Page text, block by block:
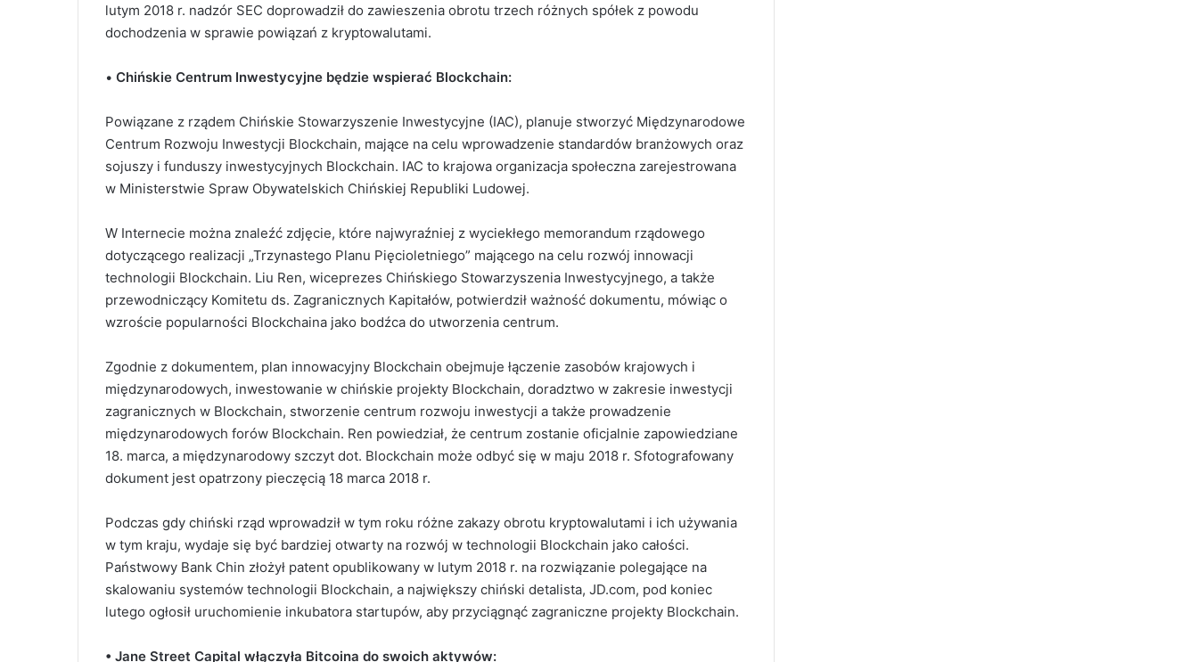
lutym 2018 r. nadzór SEC doprowadził do zawieszenia obrotu trzech różnych spółek z powodu
dochodzenia w sprawie powiązań z kryptowalutami.
• Chińskie Centrum Inwestycyjne będzie wspierać Blockchain:
Powiązane z rządem Chińskie Stowarzyszenie Inwestycyjne (IAC), planuje stworzyć Międzynarodowe
Centrum Rozwoju Inwestycji Blockchain, mające na celu wprowadzenie standardów branżowych oraz
sojuszy i funduszy inwestycyjnych Blockchain. IAC to krajowa organizacja społeczna zarejestrowana
w Ministerstwie Spraw Obywatelskich Chińskiej Republiki Ludowej.
W Internecie można znaleźć zdjęcie, które najwyraźniej z wyciekłego memorandum rządowego
dotyczącego realizacji „Trzynastego Planu Pięcioletniego” mającego na celu rozwój innowacji
technologii Blockchain. Liu Ren, wiceprezes Chińskiego Stowarzyszenia Inwestycyjnego, a także
przewodniczący Komitetu ds. Zagranicznych Kapitałów, potwierdził ważność dokumentu, mówiąc o
wzroście popularności Blockchaina jako bodźca do utworzenia centrum.
Zgodnie z dokumentem, plan innowacyjny Blockchain obejmuje łączenie zasobów krajowych i
międzynarodowych, inwestowanie w chińskie projekty Blockchain, doradztwo w zakresie inwestycji
zagranicznych w Blockchain, stworzenie centrum rozwoju inwestycji a także prowadzenie
międzynarodowych forów Blockchain. Ren powiedział, że centrum zostanie oficjalnie zapowiedziane
18. marca, a międzynarodowy szczyt dot. Blockchain może odbyć się w maju 2018 r. Sfotografowany
dokument jest opatrzony pieczęcią 18 marca 2018 r.
Podczas gdy chiński rząd wprowadził w tym roku różne zakazy obrotu kryptowalutami i ich używania
w tym kraju, wydaje się być bardziej otwarty na rozwój w technologii Blockchain jako całości.
Państwowy Bank Chin złożył patent opublikowany w lutym 2018 r. na rozwiązanie polegające na
skalowaniu systemów technologii Blockchain, a największy chiński detalista, JD.com, pod koniec
lutego ogłosił uruchomienie inkubatora startupów, aby przyciągnąć zagraniczne projekty Blockchain.
• Jane Street Capital włączyła Bitcoina do swoich aktywów: